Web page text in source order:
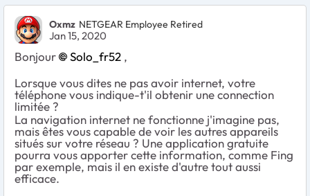
Oxmz NETGEAR Employee Retired
Jan 15, 2020
Bonjour Solo_fr52 ,
Lorsque vous dites ne pas avoir internet, votre
téléphone vous indique-t'il obtenir une connection
limitée ?
La navigation internet ne fonctionne j'imagine pas,
mais êtes vous capable de voir les autres appareils
situés sur votre réseau ? Une application gratuite
pourra vous apporter cette information, comme Fing
par exemple, mais il en existe d'autre tout aussi
efficace.